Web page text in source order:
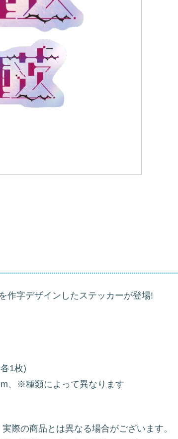
作字デザインしたステッカーが登場!
1枚)
、※種類によって異なります
際の商品とは異なる場合がございます。